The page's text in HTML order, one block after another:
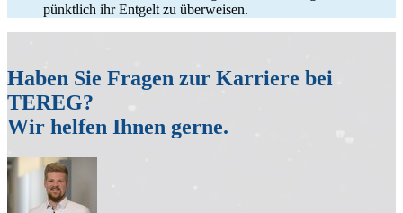
pünktlich ihr Entgelt zu überweisen.
Haben Sie Fragen zur Karriere bei
TEREG?
Wir helfen Ihnen gerne.